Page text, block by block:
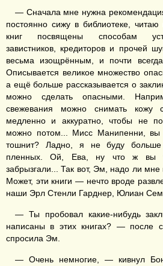
— Сначала мне нужна
постоянно сижу в библиотеке, читаю
книг посвящены способам
завистников, кредиторов и прочей
весьма изощрённым, и почти
Описывается великое множество
а ещё больше рассказывается о
можно сделать опасными.
свежевания можно снимать кожу
медленно и аккуратно, чтобы не
можно потом... Мисс Манипенни, вы
тошнит? Ладно, я не буду больше
пленных. Ой, Ева, ну что ж вы
забрызгали... Так вот, Эм, надо ли мне
Может, эти книги — нечто вроде
наши Эрл Стенли Гарднер, Юлиан
— Ты пробовал какие-нибудь
написаны в этих книгах? — после
спросила Эм.
— Очень немногие, — кивнул